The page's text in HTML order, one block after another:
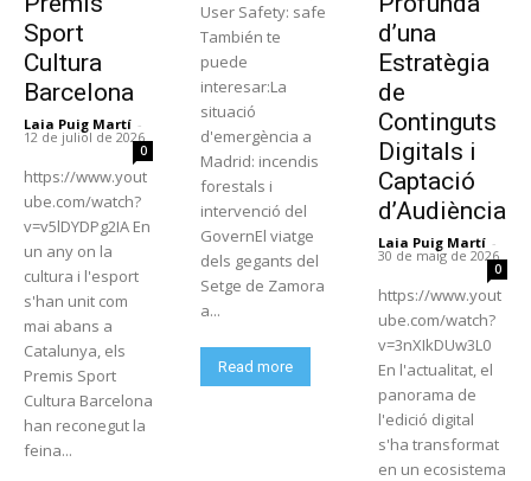
Sport
Cultura
Barcelona
Laia Puig Martí -
12 de juliol de 2026
0
https://www.yout
ube.com/watch?
v=v5lDYDPg2IA En
un any on la
cultura i l'esport
s'han unit com
mai abans a
Catalunya, els
Premis Sport
Cultura Barcelona
han reconegut la
feina...
User Safety: safe
También te
puede
interesar:La
situació
d'emergència a
Madrid: incendis
forestals i
intervenció del
GovernEl viatge
dels gegants del
Setge de Zamora
a...
Read more
d’una
Estratègia
de
Continguts
Digitals i
Captació
d’Audiència
Laia Puig Martí -
30 de maig de 2026
0
https://www.yout
ube.com/watch?
v=3nXIkDUw3L0
En l'actualitat, el
panorama de
l'edició digital
s'ha transformat
en un ecosistema